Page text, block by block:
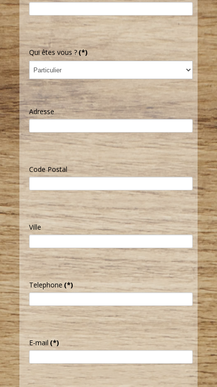
Qui êtes vous ? (*)
Adresse
Code Postal
Ville
Telephone (*)
E-mail (*)